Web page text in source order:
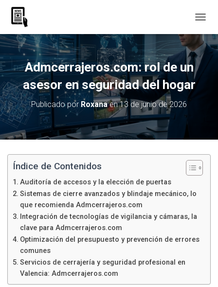
A
M
I
A
V
E
Admcerrajeros.com: rol de un
asesor en seguridad del hogar
Publicado porRoxanaen13 de junio de 2026
Índice de Contenidos
Auditoría de accesos y la elección de puertas
Sistemas de cierre avanzados y blindaje mecánico, lo
que recomienda Admcerrajeros.com
Integración de tecnologías de vigilancia y cámaras, la
clave para Admcerrajeros.com
Optimización del presupuesto y prevención de errores
comunes
Servicios de cerrajería y seguridad profesional en
Valencia: Admcerrajeros.com